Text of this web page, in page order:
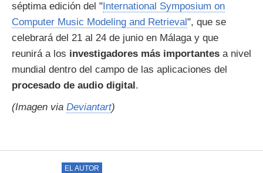
séptima edición del "International Symposium on
Computer Music Modeling and Retrieval", que se
celebrará del 21 al 24 de junio en Málaga y que
reunirá a los investigadores más importantes a nivel
mundial dentro del campo de las aplicaciones del
procesado de audio digital.
(Imagen via Deviantart)
EL AUTOR